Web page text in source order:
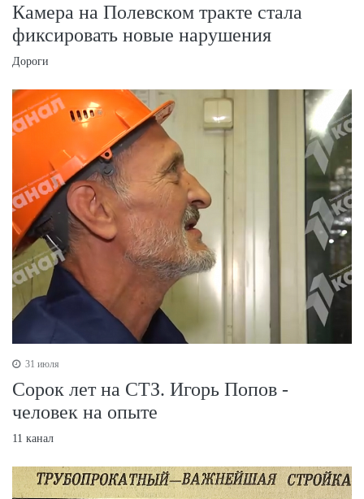
Камера на Полевском тракте стала
фиксировать новые нарушения
Дороги
31 июля
Сорок лет на СТЗ. Игорь Попов -
человек на опыте
11 канал